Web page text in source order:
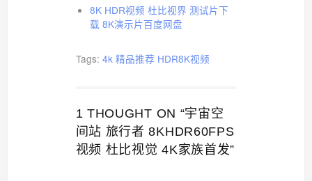
8K HDR视频 杜比视界 测试片下
载 8K演示片百度网盘
Tags: 4k 精品推荐 HDR8K视频
1 THOUGHT ON “宇宙空
间站 旅行者 8KHDR60FPS
视频 杜比视觉 4K家族首发”